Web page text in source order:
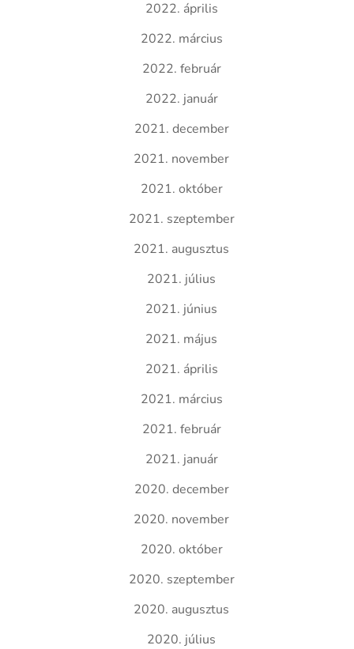
2022. április
2022. március
2022. február
2022. január
2021. december
2021. november
2021. október
2021. szeptember
2021. augusztus
2021. július
2021. június
2021. május
2021. április
2021. március
2021. február
2021. január
2020. december
2020. november
2020. október
2020. szeptember
2020. augusztus
2020. július